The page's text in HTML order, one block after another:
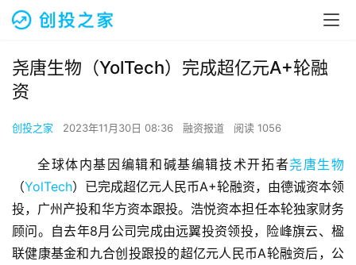
尧唐生物（YolTech）完成超亿元A+轮融
资
创投之家 2023年11月30日 08:36 融资报道 阅读 1056
全球体内基因编辑和碱基编辑技术开拓者尧唐生物
（YolTech）已完成超亿元人民币A+轮融资，由德诚资本领
投，广州产投和华方资本跟投。浩悦资本担任本轮独家财务
顾问。自去年8月公司完成由远翼投资领投，险峰旗云、楹
联健康基金和九合创投跟投的超亿元人民币A轮融资后，公